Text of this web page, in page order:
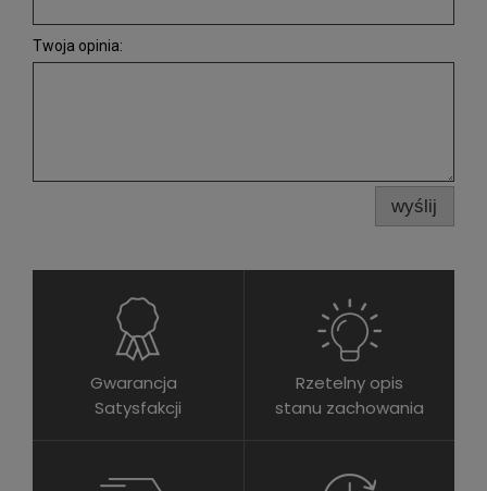
Twoja opinia:
wyślij
Gwarancja
Satysfakcji
Rzetelny opis
stanu zachowania